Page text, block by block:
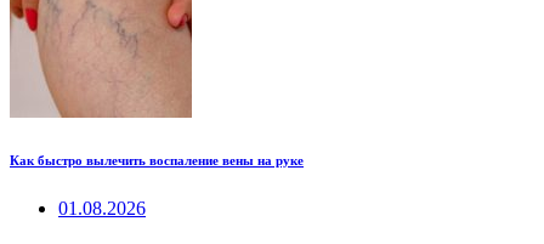
Как быстро вылечить воспаление вены на руке
01.08.2026